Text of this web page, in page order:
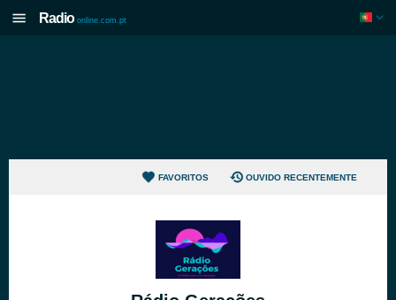
Radio online.com.pt
FAVORITOS OUVIDO RECENTEMENTE